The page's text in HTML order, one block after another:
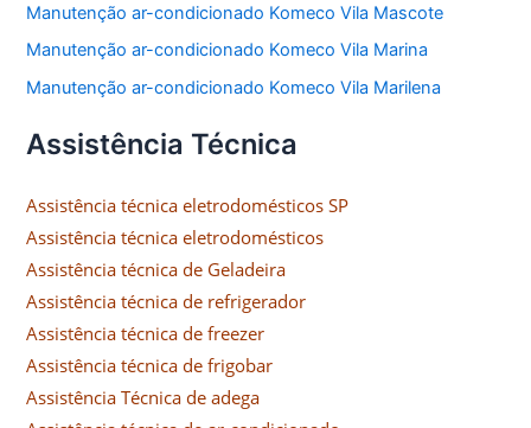
Manutenção ar-condicionado Komeco Vila Mascote
Manutenção ar-condicionado Komeco Vila Marina
Manutenção ar-condicionado Komeco Vila Marilena
Assistência Técnica
Assistência técnica eletrodomésticos SP
Assistência técnica eletrodomésticos
Assistência técnica de Geladeira
Assistência técnica de refrigerador
Assistência técnica de freezer
Assistência técnica de frigobar
Assistência Técnica de adega